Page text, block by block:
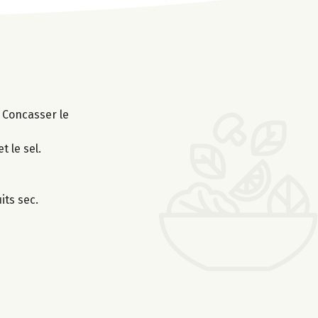
le
le sel.
sec.